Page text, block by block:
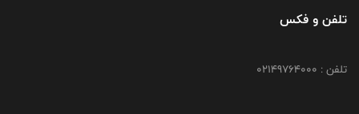
تلفن و فکس
تلفن : 02149764000